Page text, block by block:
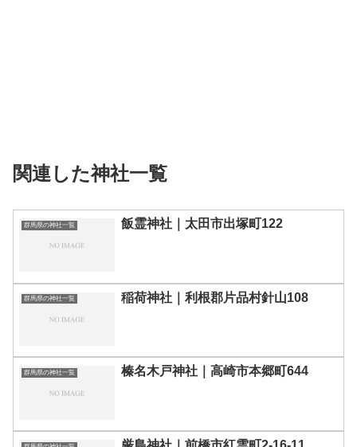
関連した神社一覧
群馬県の神社一覧 飯霊神社｜太田市出塚町122
群馬県の神社一覧 稲荷神社｜利根郡片品村針山108
群馬県の神社一覧 榛名木戸神社｜高崎市本郷町644